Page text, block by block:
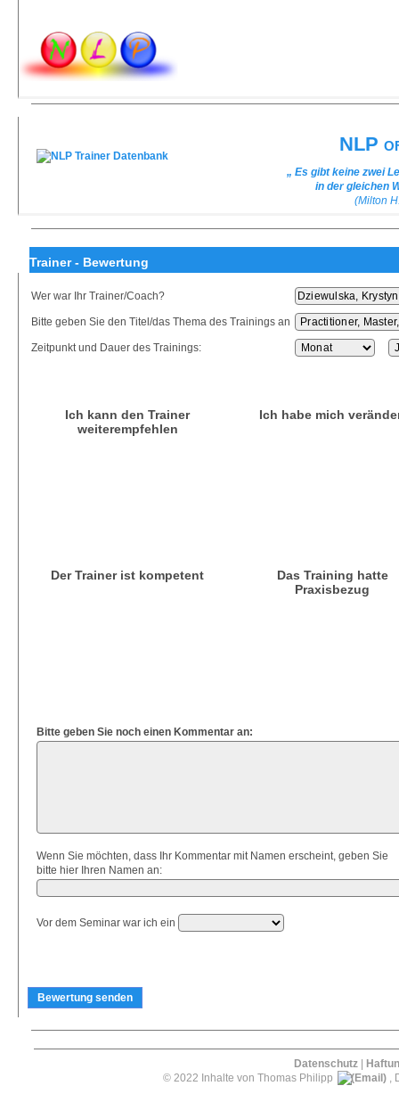
NLP
„ Es gibt keine zwei
in der gleichen
(Milton
Trainer - Bewertung
Wer war Ihr Trainer/Coach?
Bitte geben Sie den Titel/das Thema des Trainings an
Zeitpunkt und Dauer des Trainings:
Ich kann den Trainer
weiterempfehlen
Ich habe mich
Der Trainer ist kompetent
Das Training hatte
Praxisbezug
Bitte geben Sie noch einen Kommentar an:
Wenn Sie möchten, dass Ihr Kommentar mit Namen erscheint, geben Sie
bitte hier Ihren Namen an:
Vor dem Seminar war ich ein
Datenschutz
© 2022 Inhalte von Thomas Philipp
,